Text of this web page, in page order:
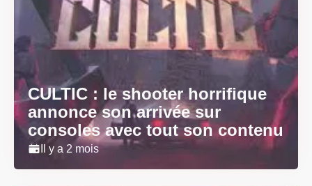
CULTIC : le shooter horrifique
annonce son arrivée sur
consoles avec tout son contenu
Il y a 2 mois